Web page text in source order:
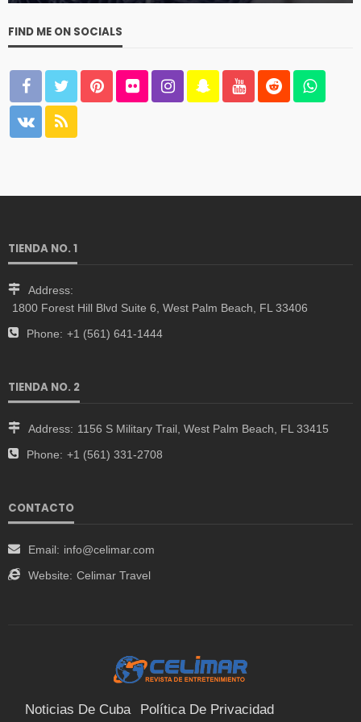
FIND ME ON SOCIALS
TIENDA NO. 1
Address:
1800 Forest Hill Blvd Suite 6, West Palm Beach, FL 33406
Phone: +1 (561) 641-1444
TIENDA NO. 2
Address: 1156 S Military Trail, West Palm Beach, FL 33415
Phone: +1 (561) 331-2708
CONTACTO
Email: info@celimar.com
Website: Celimar Travel
Noticias De Cuba Política De Privacidad